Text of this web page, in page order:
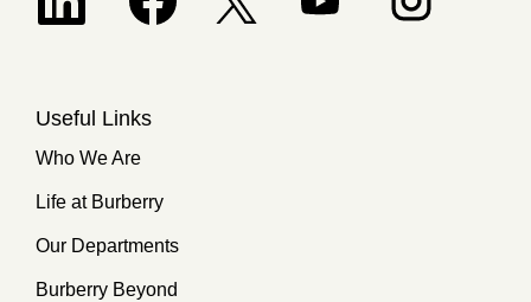
Useful Links
Who We Are
Life at Burberry
Our Departments
Burberry Beyond